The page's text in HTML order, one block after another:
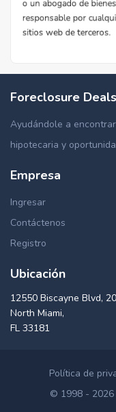
Foreclosure Deals
Ayudándole a
hipotecaria y
Empresa
Ingresar
Contáctenos
Registro
Ubicación
12550 Biscayne Blvd,
North Miami,
FL 33181
Política de
© 1998 - 2026